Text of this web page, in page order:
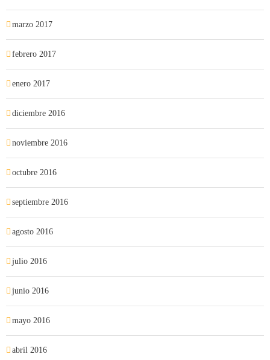
marzo 2017
febrero 2017
enero 2017
diciembre 2016
noviembre 2016
octubre 2016
septiembre 2016
agosto 2016
julio 2016
junio 2016
mayo 2016
abril 2016